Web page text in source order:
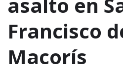
Francisco
Macorís